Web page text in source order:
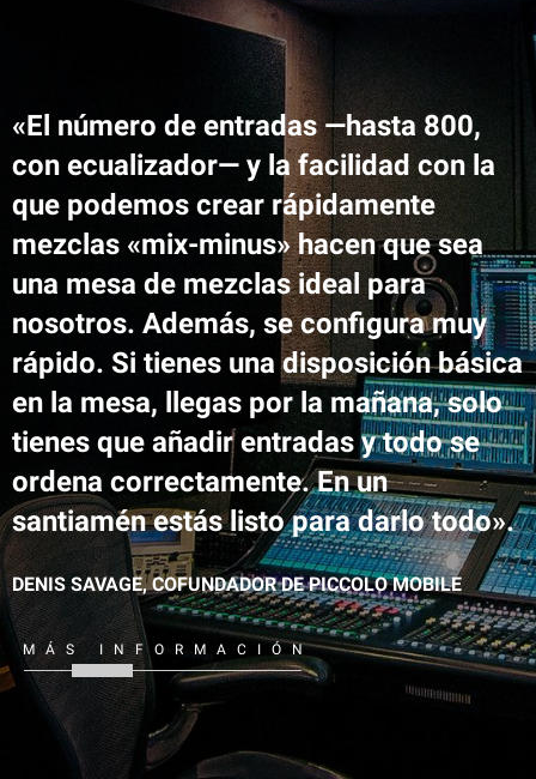
«El número de entradas —hasta 800,
con ecualizador— y la facilidad con la
que podemos crear rápidamente
mezclas «mix-minus» hacen que sea
una mesa de mezclas ideal para
nosotros. Además, se configura muy
rápido. Si tienes una disposición básica
en la mesa, llegas por la mañana, solo
tienes que añadir entradas y todo se
ordena correctamente. En un
santiamén estás listo para darlo todo».
DENIS SAVAGE, COFUNDADOR DE PICCOLO MOBILE
MÁS INFORMACIÓN